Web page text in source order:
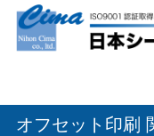
オフセット印刷